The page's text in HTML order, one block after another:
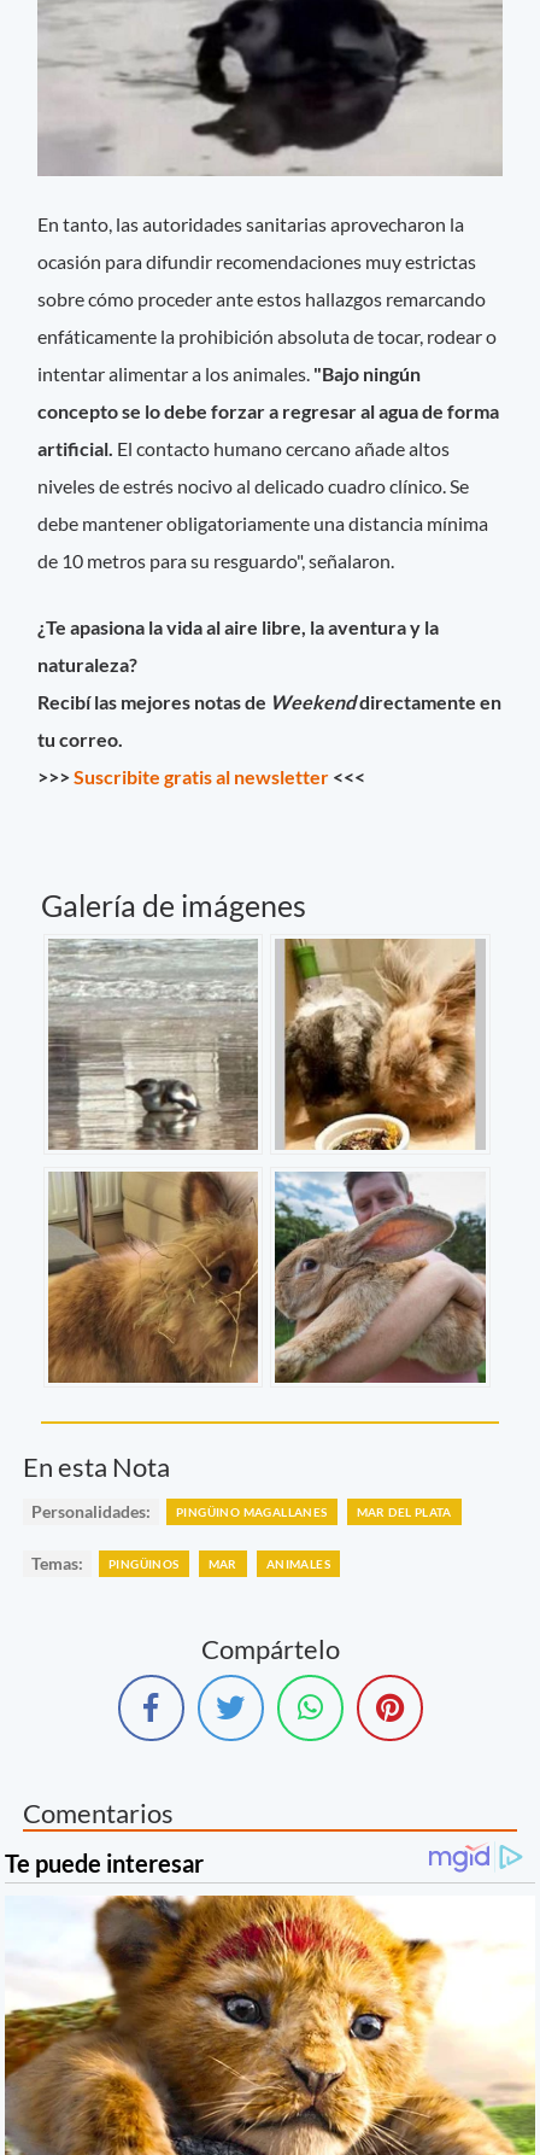
En tanto, las autoridades sanitarias aprovecharon la
ocasión para difundir recomendaciones muy estrictas
sobre cómo proceder ante estos hallazgos remarcando
enfáticamente la prohibición absoluta de tocar, rodear o
intentar alimentar a los animales. "Bajo ningún
concepto se lo debe forzar a regresar al agua de forma
artificial. El contacto humano cercano añade altos
niveles de estrés nocivo al delicado cuadro clínico. Se
debe mantener obligatoriamente una distancia mínima
de 10 metros para su resguardo", señalaron.
¿Te apasiona la vida al aire libre, la aventura y la
naturaleza?
Recibí las mejores notas de Weekenddirectamente en
tu correo.
>>>Suscribite gratis al newsletter <<<
Galería de imágenes
En esta Nota
Personalidades: PINGÜINO MAGALLANES MAR DEL PLATA
Temas: PINGÜINOS MAR ANIMALES
Compártelo
Comentarios